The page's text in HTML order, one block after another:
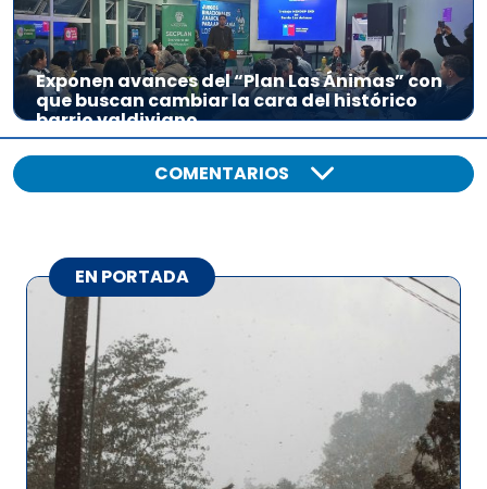
Exponen avances del “Plan Las Ánimas” con
que buscan cambiar la cara del histórico
barrio valdiviano
COMENTARIOS
EN PORTADA